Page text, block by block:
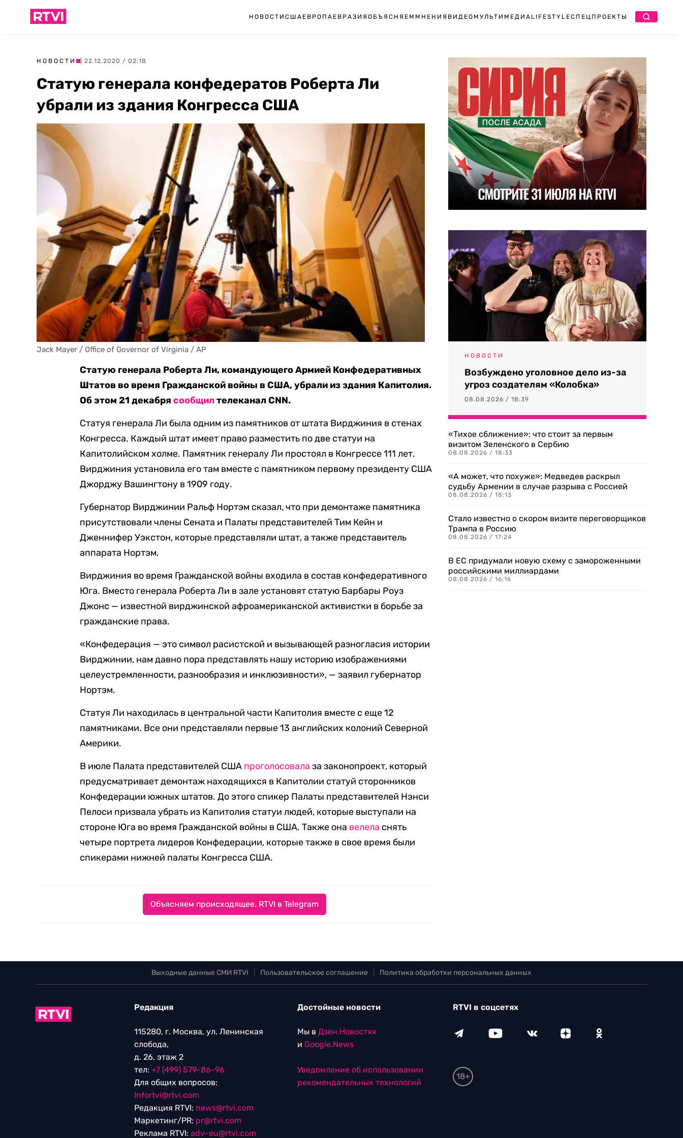
НОВОСТИ США ЕВРОПА ЕВРАЗИЯ ОБЪЯСНЯЕМ МНЕНИЯ ВИДЕО МУЛЬТИМЕДИА LIFESTYLEСПЕЦПРОЕКТЫ
НОВОСТИ | 22.12.2020 / 02:18
Статую генерала конфедератов Роберта Ли
убрали из здания Конгресса США
Jack Mayer / Office of Governor of Virginia / AP
Статую генерала Роберта Ли, командующего Армией Конфедеративных
Штатов во время Гражданской войны в США, убрали из здания Капитолия.
Об этом 21 декабрясообщилтелеканал CNN.
Статуя генерала Ли была одним из памятников от штата Вирджиния в стенах
Конгресса. Каждый штат имеет право разместить по две статуи на
Капитолийском холме. Памятник генералу Ли простоял в Конгрессе 111 лет.
Вирджиния установила его там вместе с памятником первому президенту США
Джорджу Вашингтону в 1909 году.
Губернатор Вирджинии Ральф Нортэм сказал, что при демонтаже памятника
присутствовали члены Сената и Палаты представителей Тим Кейн и
Дженнифер Уэкстон, которые представляли штат, а также представитель
аппарата Нортэм.
Вирджиния во время Гражданской войны входила в состав конфедеративного
Юга. Вместо генерала Роберта Ли в зале установят статую Барбары Роуз
Джонс — известной вирджинской афроамериканской активистки в борьбе за
гражданские права.
«Конфедерация — это символ расистской и вызывающей разногласия истории
Вирджинии, нам давно пора представлять нашу историю изображениями
целеустремленности, разнообразия и инклюзивности», — заявил губернатор
Нортэм.
Статуя Ли находилась в центральной части Капитолия вместе с еще 12
памятниками. Все они представляли первые 13 английских колоний Северной
Америки.
В июле Палата представителей США проголосовала за законопроект, который
предусматривает демонтаж находящихся в Капитолии статуй сторонников
Конфедерации южных штатов. До этого спикер Палаты представителей Нэнси
Пелоси призвала убрать из Капитолия статуи людей, которые выступали на
стороне Юга во время Гражданской войны в США. Также она велела снять
четыре портрета лидеров Конфедерации, которые также в свое время были
спикерами нижней палаты Конгресса США.
Объясняем происходящее. RTVI в Telegram
НОВОСТИ
Возбуждено уголовное дело из-за
угроз создателям «Колобка»
08.08.2026 / 18:39
«Тихое сближение»: что стоит за первым
визитом Зеленского в Сербию
08.08.2026 / 18:33
«А может, что похуже»: Медведев раскрыл
судьбу Армении в случае разрыва с Россией
08.08.2026 / 18:13
Стало известно о скором визите переговорщиков
Трампа в Россию
08.08.2026 / 17:24
В ЕС придумали новую схему с замороженными
российскими миллиардами
08.08.2026 / 16:16
Выходные данные СМИ RTVI Пользовательское соглашение Политика обработки персональных данных
Редакция
115280, г. Москва, ул. Ленинская
слобода,
д. 26, этаж 2
тел: +7 (499) 579-86-96
Для общих вопросов:
Infortvi@rtvi.com
Редакция RTVI: news@rtvi.com
Маркетинг/PR: pr@rtvi.com
Реклама RTVI: adv-eu@rtvi.com
Достойные новости
Мы в Дзен.Новостях
и Google.News
Уведомление об использовании
рекомендательных технологий
RTVI в соцсетях
18+